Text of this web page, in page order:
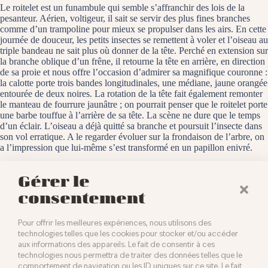
Gérer le
consentement
Pour offrir les meilleures expériences, nous utilisons des
technologies telles que les cookies pour stocker et/ou accéder
aux informations des appareils. Le fait de consentir à ces
technologies nous permettra de traiter des données telles que le
Le roitelet est un funambule qui semble s’affranchir des lois de la
pesanteur. Aérien, voltigeur, il sait se servir des plus fines branches
comme d’un trampoline pour mieux se propulser dans les airs. En cette
journée de douceur, les petits insectes se remettent à voler et l’oiseau au
triple bandeau ne sait plus où donner de la tête. Perché en extension sur
la branche oblique d’un frêne, il retourne la tête en arrière, en direction
de sa proie et nous offre l’occasion d’admirer sa magnifique couronne :
la calotte porte trois bandes longitudinales, une médiane, jaune orangée
entourée de deux noires. La rotation de la tête fait également remonter
le manteau de fourrure jaunâtre ; on pourrait penser que le roitelet porte
une barbe touffue à l’arrière de sa tête. La scène ne dure que le temps
d’un éclair. L’oiseau a déjà quitté sa branche et poursuit l’insecte dans
son vol erratique. A le regarder évoluer sur la frondaison de l’arbre, on
a l’impression que lui-même s’est transformé en un papillon enivré.